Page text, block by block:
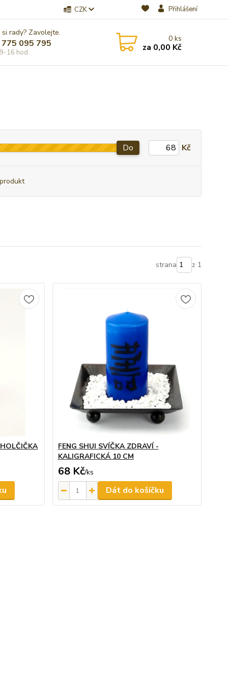
CZK Přihlášení
rady? Zavolejte.
095 795
16 hod.
0ks
za 0,00 Kč
Do Kč
strana z 1
FENG SHUI SVÍČKA ZDRAVÍ -
KALIGRAFICKÁ 10 CM
68 Kč/ks
Dát do košíčku